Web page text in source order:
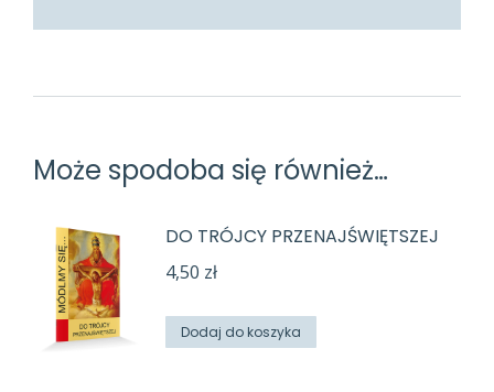
Może spodoba się również…
DO TRÓJCY PRZENAJŚWIĘTSZEJ
4,50 zł
Dodaj do koszyka